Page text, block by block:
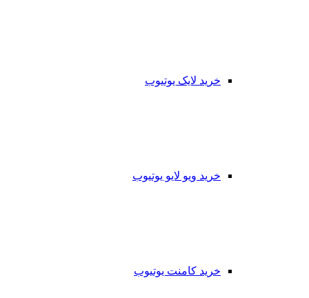
خرید لایک یوتیوب
خرید ویو لایو یوتیوب
خرید کامنت یوتیوب